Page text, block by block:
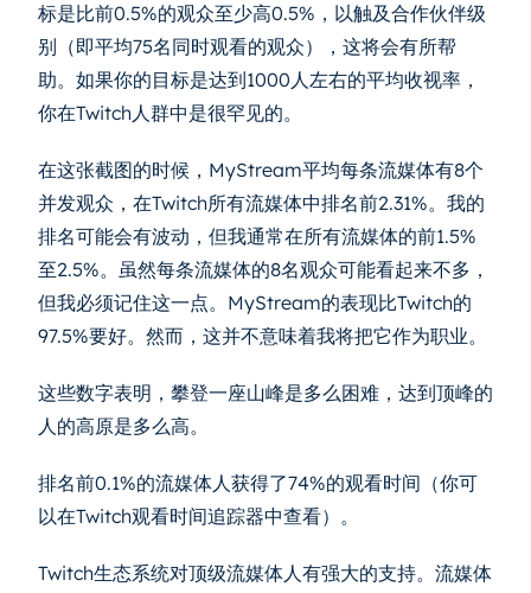
标是比前0.5%的观众至少高0.5%，以触及合作伙伴级
别（即平均75名同时观看的观众），这将会有所帮
助。如果你的目标是达到1000人左右的平均收视率，
你在Twitch人群中是很罕见的。
在这张截图的时候，MyStream平均每条流媒体有8个
并发观众，在Twitch所有流媒体中排名前2.31%。我的
排名可能会有波动，但我通常在所有流媒体的前1.5%
至2.5%。虽然每条流媒体的8名观众可能看起来不多，
但我必须记住这一点。MyStream的表现比Twitch的
97.5%要好。然而，这并不意味着我将把它作为职业。
这些数字表明，攀登一座山峰是多么困难，达到顶峰的
人的高原是多么高。
排名前0.1%的流媒体人获得了74%的观看时间（你可
以在Twitch观看时间追踪器中查看）。
Twitch生态系统对顶级流媒体人有强大的支持。流媒体